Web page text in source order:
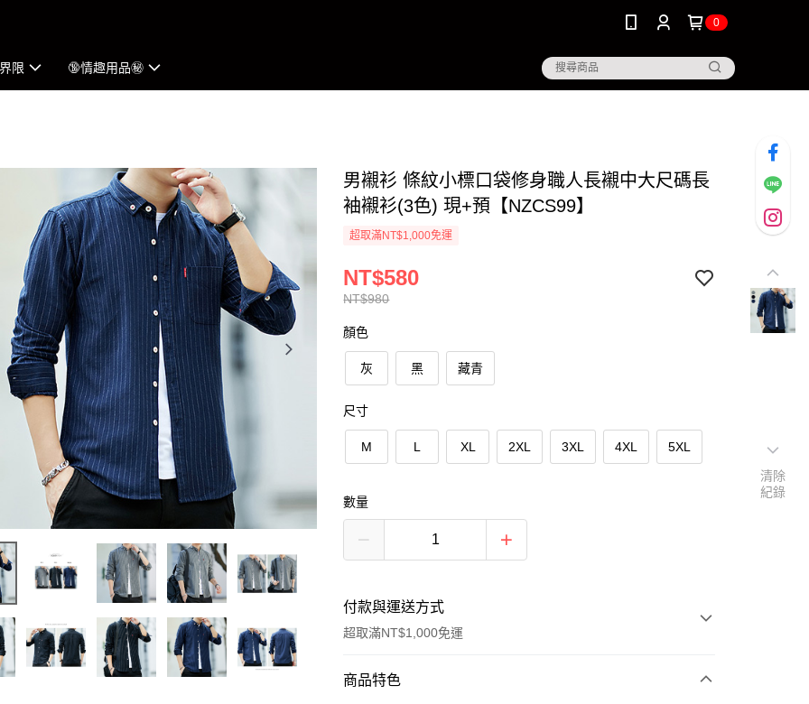
0
限 🔞情趣用品㊙︎
男襯衫 條紋小標口袋修身職人長襯中大尺碼長
袖襯衫(3色) 現+預【NZCS99】
超取滿NT$1,000免運
NT$980
NT$580
顏色
灰 黑 藏青
尺寸
M L XL 2XL 3XL 4XL 5XL
數量
付款與運送方式
超取滿NT$1,000免運
付款方式
商品特色
清除
紀錄